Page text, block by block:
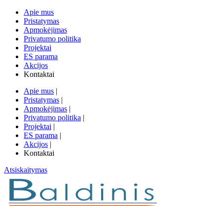
Apie mus
Pristatymas
Apmokėjimas
Privatumo politika
Projektai
ES parama
Akcijos
Kontaktai
Apie mus |
Pristatymas |
Apmokėjimas |
Privatumo politika |
Projektai |
ES parama |
Akcijos |
Kontaktai
Atsiskaitymas